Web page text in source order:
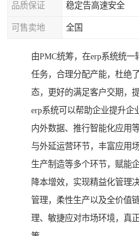
品质保证 稳定告高速安全
可售卖地 全国
由PMC统筹，在erp系统统
任务，合理分配产能，杜绝
态，更好的满足客户交期，
erp系统可以帮助企业提升企
内外数据、推行智能化应用
与外延运营环节，丰富应用
生产制造等多个环节，赋能
降本增效，实现精益化管理
管理，柔性生产以及全价值
理、敏捷应对市场环境，真